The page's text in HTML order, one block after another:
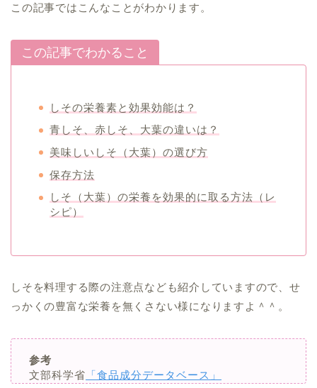
この記事ではこんなことがわかります。
この記事でわかること
しその栄養素と効果効能は？
青しそ、赤しそ、大葉の違いは？
美味しいしそ（大葉）の選び方
保存方法
しそ（大葉）の栄養を効果的に取る方法（レ
シピ）
しそを料理する際の注意点なども紹介していますので、せ
っかくの豊富な栄養を無くさない様になりますよ＾＾。
参考
文部科学省 「食品成分データベース」